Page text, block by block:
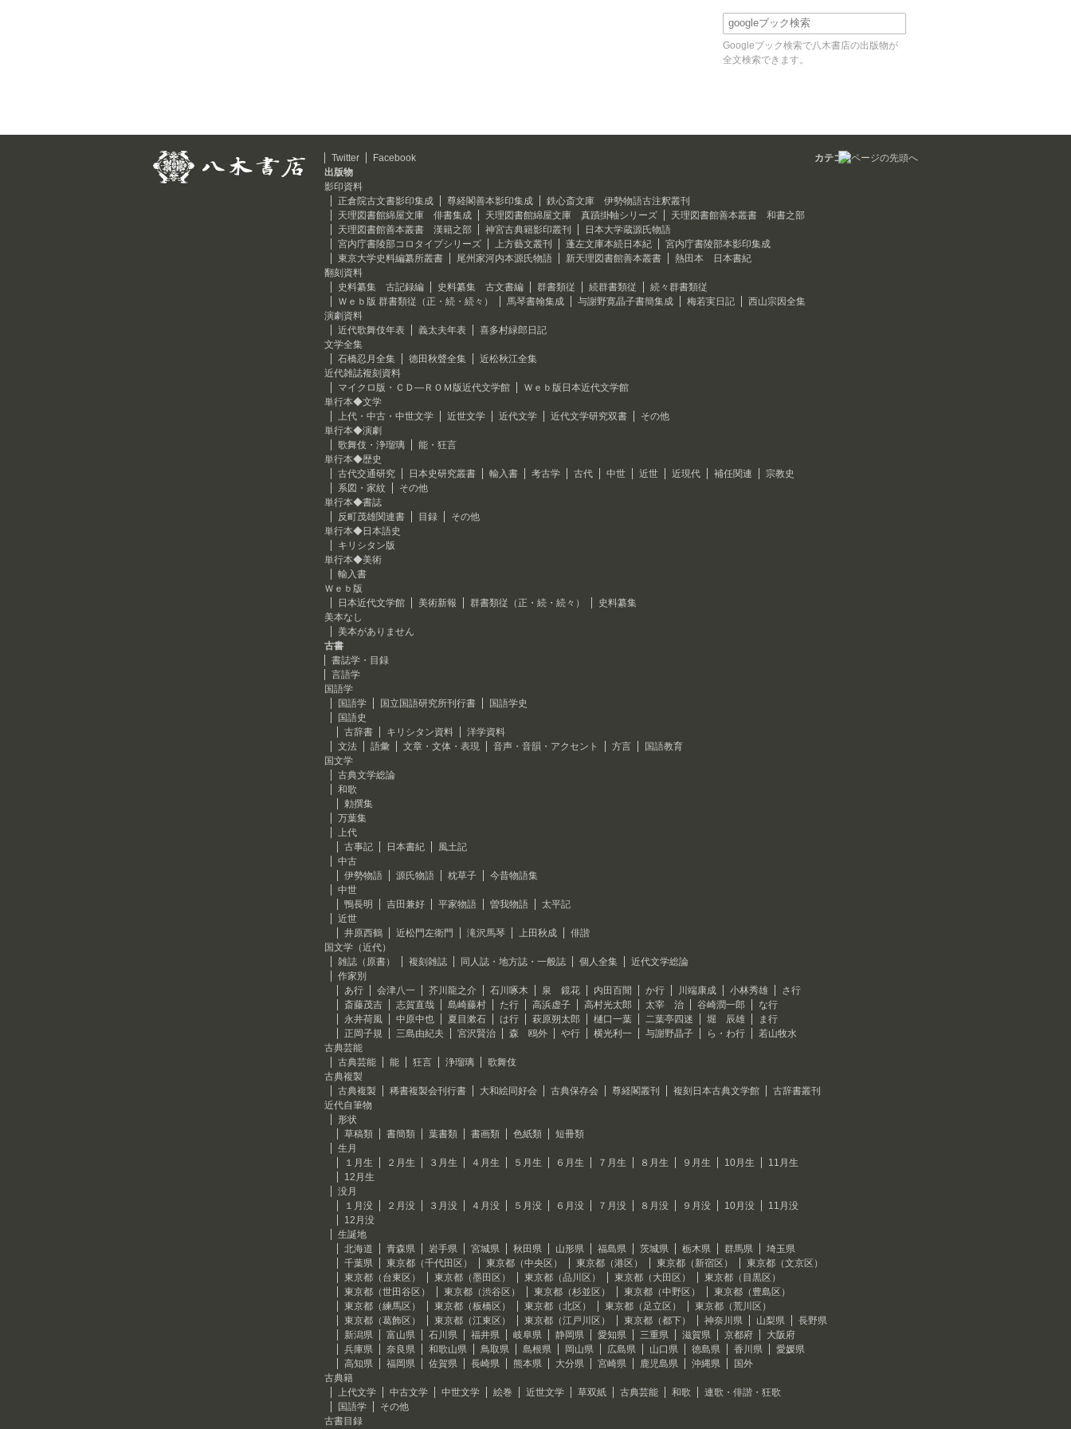
Googleブック検索で八木書店の出版物が
全文検索できます。
Twitter Facebook
カテゴリ
出版物
影印資料
正倉院古文書影印集成
尊経閣善本影印集成
鉄心斎文庫 伊勢物語古注釈叢刊
天理図書館綿屋文庫 俳書集成
天理図書館綿屋文庫 真蹟掛軸シリーズ
天理図書館善本叢書 和書之部
天理図書館善本叢書 漢籍之部
神宮古典籍影印叢刊
日本大学蔵源氏物語
宮内庁書陵部コロタイプシリーズ
上方藝文叢刊 蓬左文庫本続日本紀
宮内庁書陵部本影印集成
東京大学史料編纂所叢書
尾州家河内本源氏物語 新天理図書館善本叢書
熱田本 日本書紀
翻刻資料
史料纂集 古記録編
史料纂集 古文書編 群書類従 続群書類従
続々群書類従
Ｗｅｂ版 群書類従（正・続・続々）
馬琴書翰集成 与謝野寛晶子書簡集成 梅若実日記
西山宗因全集
演劇資料
近代歌舞伎年表
義太夫年表
喜多村緑郎日記
文学全集
石橋忍月全集
徳田秋聲全集
近松秋江全集
近代雑誌複刻資料
マイクロ版・ＣＤ―ＲＯＭ版近代文学館
Ｗｅｂ版日本近代文学館
単行本◆文学
上代・中古・中世文学
近世文学 近代文学 近代文学研究双書
その他
単行本◆演劇
歌舞伎・浄瑠璃
能・狂言
単行本◆歴史
古代交通研究
日本史研究叢書 輸入書 考古学 古代 中世 近世 近現代 補任関連
宗教史
系図・家紋
その他
単行本◆書誌
反町茂雄関連書
目録
その他
単行本◆日本語史
キリシタン版
単行本◆美術
輸入書
Ｗｅｂ版
日本近代文学館
美術新報 群書類従（正・続・続々）
史料纂集
美本なし
美本がありません
古書
書誌学・目録
言語学
国語学
国語学
国立国語研究所刊行書
国語学史
国語史
古辞書
キリシタン資料
洋学資料
文法
語彙 文章・文体・表現 音声・音韻・アクセント 方言
国語教育
国文学
古典文学総論
和歌
勅撰集
万葉集
上代
古事記
日本書紀
風土記
中古
伊勢物語
源氏物語 枕草子
今昔物語集
中世
鴨長明
吉田兼好 平家物語 曽我物語
太平記
近世
井原西鶴
近松門左衛門 滝沢馬琴 上田秋成
俳諧
国文学（近代）
雑誌（原書）
複刻雑誌 同人誌・地方誌・一般誌 個人全集
近代文学総論
作家別
あ行
会津八一 芥川龍之介 石川啄木 泉 鏡花 内田百閒 か行 川端康成 小林秀雄
さ行
斎藤茂吉
志賀直哉 島崎藤村 た行 高浜虚子 高村光太郎 太宰 治 谷崎潤一郎
な行
永井荷風
中原中也 夏目漱石 は行 萩原朔太郎 樋口一葉 二葉亭四迷 堀 辰雄
ま行
正岡子規
三島由紀夫 宮沢賢治 森 鴎外 や行 横光利一 与謝野晶子 ら・わ行
若山牧水
古典芸能
古典芸能
能 狂言 浄瑠璃
歌舞伎
古典複製
古典複製
稀書複製会刊行書 大和絵同好会 古典保存会 尊経閣叢刊 複刻日本古典文学館
古辞書叢刊
近代自筆物
形状
草稿類
書簡類 葉書類 書画類 色紙類
短冊類
生月
１月生
２月生 ３月生 ４月生 ５月生 ６月生 ７月生 ８月生 ９月生 10月生
11月生
12月生
没月
１月没
２月没 ３月没 ４月没 ５月没 ６月没 ７月没 ８月没 ９月没 10月没
11月没
12月没
生誕地
北海道
青森県 岩手県 宮城県 秋田県 山形県 福島県 茨城県 栃木県 群馬県
埼玉県
千葉県
東京都（千代田区） 東京都（中央区） 東京都（港区） 東京都（新宿区）
東京都（文京区）
東京都（台東区）
東京都（墨田区） 東京都（品川区） 東京都（大田区）
東京都（目黒区）
東京都（世田谷区）
東京都（渋谷区） 東京都（杉並区） 東京都（中野区）
東京都（豊島区）
東京都（練馬区）
東京都（板橋区） 東京都（北区） 東京都（足立区）
東京都（荒川区）
東京都（葛飾区）
東京都（江東区） 東京都（江戸川区） 東京都（都下） 神奈川県 山梨県
長野県
新潟県
富山県 石川県 福井県 岐阜県 静岡県 愛知県 三重県 滋賀県 京都府
大阪府
兵庫県
奈良県 和歌山県 鳥取県 島根県 岡山県 広島県 山口県 徳島県 香川県
愛媛県
高知県
福岡県 佐賀県 長崎県 熊本県 大分県 宮崎県 鹿児島県 沖縄県
国外
古典籍
上代文学
中古文学 中世文学 絵巻 近世文学 草双紙 古典芸能 和歌
連歌・俳諧・狂歌
国語学
その他
古書目録